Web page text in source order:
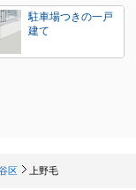
駐車場つきの一戸
建て
区 上野毛